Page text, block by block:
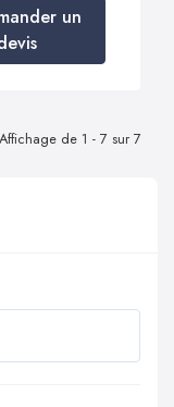
un
Affichage de 1 - 7 sur 7